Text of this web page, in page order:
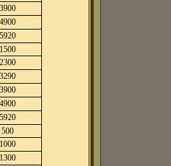
3900
4900
5920
1500
2300
3290
3900
4900
5920
500
1000
1300